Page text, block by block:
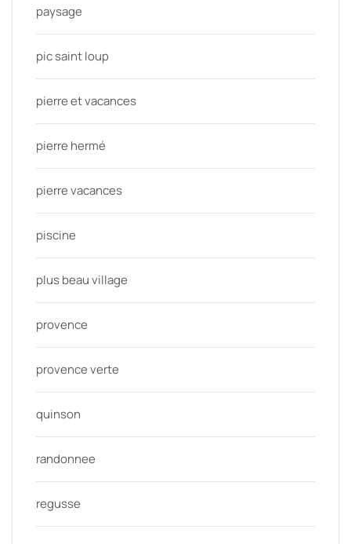
paysage
pic saint loup
pierre et vacances
pierre hermé
pierre vacances
piscine
plus beau village
provence
provence verte
quinson
randonnee
regusse